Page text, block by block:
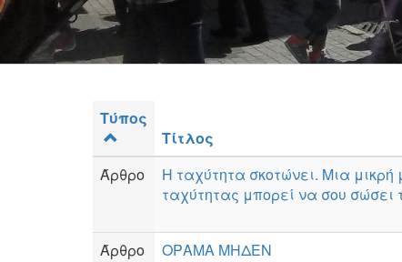
Τύπος
Τίτλος
Άρθρο
Η ταχύτητα σκοτώνει. Μια μικρή
ταχύτητας μπορεί να σου σώσει
Άρθρο
ΟΡΑΜΑ ΜΗΔΕΝ